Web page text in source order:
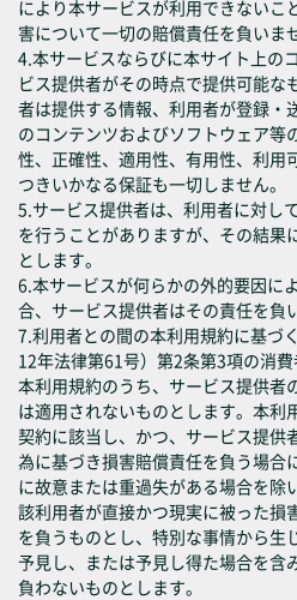
により本サービスが利用できないこ
害について一切の賠償責任を負いま
4.本サービスならびに本サイト上の
ビス提供者がその時点で提供可能な
者は提供する情報、利用者が登録・
のコンテンツおよびソフトウェア等
性、正確性、適用性、有用性、利用
つきいかなる保証も一切しません。
5.サービス提供者は、利用者に対し
を行うことがありますが、その結果
とします。
6.本サービスが何らかの外的要因に
合、サービス提供者はその責任を負
7.利用者との間の本利用規約に基づ
12年法律第61号）第2条第3項の消費
本利用規約のうち、サービス提供者
は適用されないものとします。本利
契約に該当し、かつ、サービス提供
為に基づき損害賠償責任を負う場合
に故意または重過失がある場合を除
該利用者が直接かつ現実に被った損
を負うものとし、特別な事情から生
予見し、または予見し得た場合を含
負わないものとします。